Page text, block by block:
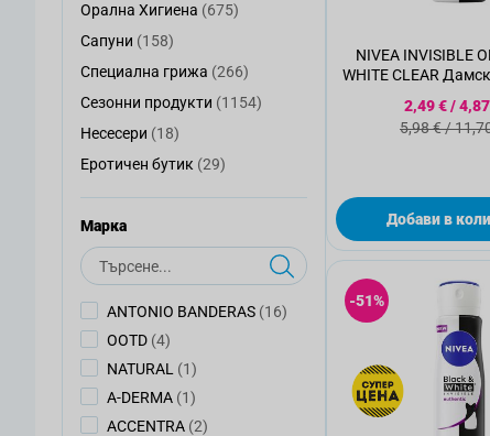
Орална Хигиена
Орална Хигиена (675)
Сапуни
Сапуни (158)
Специална грижа
Специална грижа (266)
Сезонни продукти
Сезонни продукти (1154)
Несесери
Несесери (18)
Еротичен бутик
Еротичен бутик (29)
Mарка
Търсене
ANTONIO BANDERAS (16) артикули
OOTD (4)
NATURAL (1)
A-DERMA (1)
ACCENTRA (2)
NIVEA INVISIBLE
WHITE CLEAR
2,49 €/
5,98 €/
Добави в
-51%